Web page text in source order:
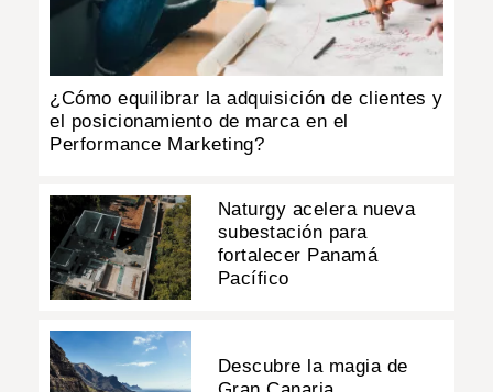
¿Cómo equilibrar la adquisición de clientes y
el posicionamiento de marca en el
Performance Marketing?
Naturgy acelera nueva
subestación para
fortalecer Panamá
Pacífico
Descubre la magia de